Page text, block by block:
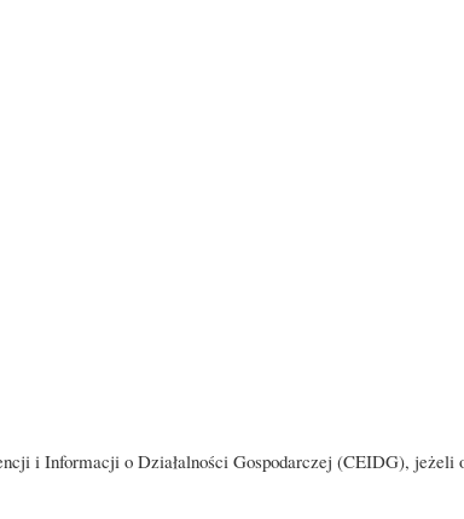
i Informacji o Działalności Gospodarczej (CEIDG), jeżeli